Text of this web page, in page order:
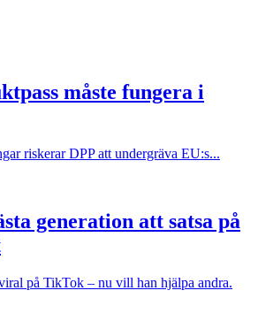
måste fungera i
riskerar DPP att undergräva EU:s...
generation att satsa på
på TikTok – nu vill han hjälpa andra.